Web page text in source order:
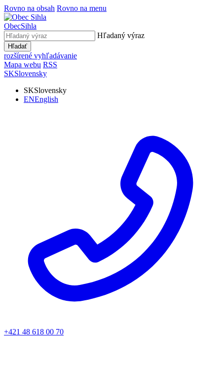
Rovno na obsah Rovno na menu
ObecSihla
Hľadaný výraz
Hľadať
rozšírené vyhľadávanie
Mapa webu RSS
SKSlovensky
SKSlovensky
ENEnglish
+421 48 618 00 70